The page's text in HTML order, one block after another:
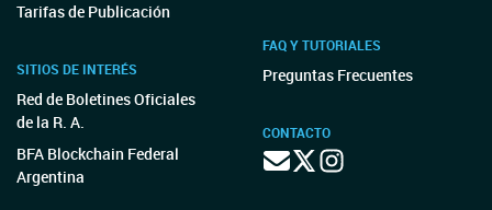
Tarifas de Publicación
SITIOS DE INTERÉS
Red de Boletines Oficiales
de la R. A.
BFA Blockchain Federal
Argentina
FAQ Y TUTORIALES
Preguntas Frecuentes
CONTACTO